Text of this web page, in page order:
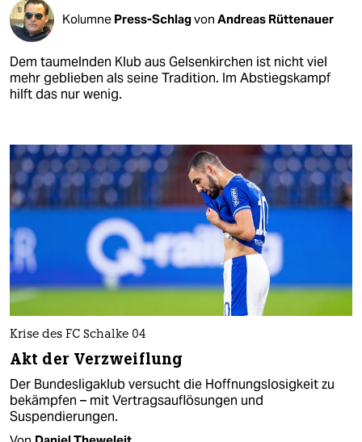
Kolumne Press-Schlagvon Andreas Rüttenauer
Dem taumelnden Klub aus Gelsenkirchen ist nicht viel
mehr geblieben als seine Tradition. Im Abstiegskampf
hilft das nur wenig.
Krise des FC Schalke 04
Akt der Verzweiflung
Der Bundesligaklub versucht die Hoffnungslosigkeit zu
bekämpfen – mit Vertragsauflösungen und
Suspendierungen.